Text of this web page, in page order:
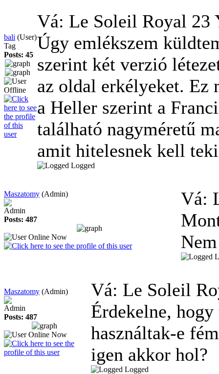
bali (User)
Tag
Posts: 45
Vá: Le Soleil Royal 23
Úgy emlékszem
szerint két verzió
az oldal erkélyeket. Ez
a Heller szerint a
található nagyméretű
amit hitelesnek kell
Logged
Maszatomy (Admin)
Admin
Posts: 487
Vá:
Maszatomy (Admin)
Admin
Posts: 487
Vá: Le Soleil
Érdekelne,
használtak-e
igen akkor hol?
Logged